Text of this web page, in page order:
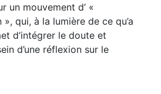
un mouvement d’ «
qui, à la lumière de ce qu’a
d’intégrer le doute et
d’une réflexion sur le